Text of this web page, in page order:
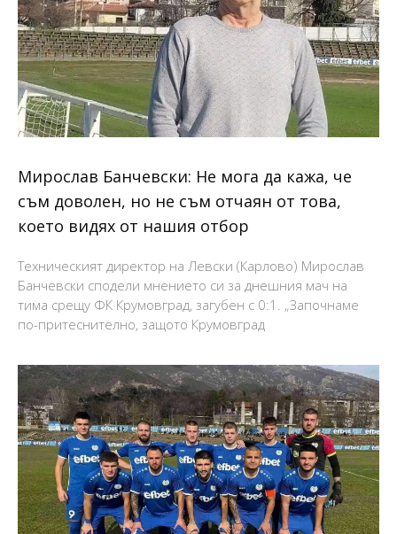
Мирослав Банчевски: Не мога да кажа, че
съм доволен, но не съм отчаян от това,
което видях от нашия отбор
Техническият директор на Левски (Карлово) Мирослав
Банчевски сподели мнението си за днешния мач на
тима срещу ФК Крумовград, загубен с 0:1. „Започнаме
по-притеснително, защото Крумовград